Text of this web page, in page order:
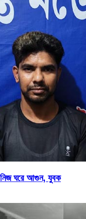
নিজ ঘরে আগুন, যুবক